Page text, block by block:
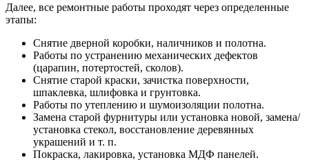
Далее, все ремонтные работы проходят через определенные
этапы:
Снятие дверной коробки, наличников и полотна.
Работы по устранению механических дефектов
(царапин, потертостей, сколов).
Снятие старой краски, зачистка поверхности,
шпаклевка, шлифовка и грунтовка.
Работы по утеплению и шумоизоляции полотна.
Замена старой фурнитуры или установка новой, замена/
установка стекол, восстановление деревянных
украшений и т. п.
Покраска, лакировка, установка МДФ панелей.